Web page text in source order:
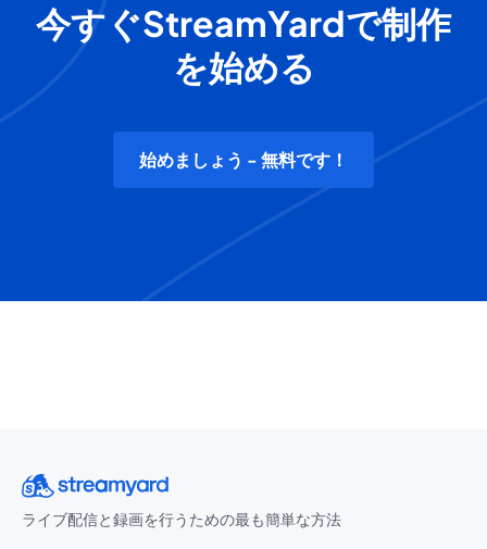
今すぐStreamYardで制作
を始める
始めましょう - 無料です！
ライブ配信と録画を行うための最も簡単な方法